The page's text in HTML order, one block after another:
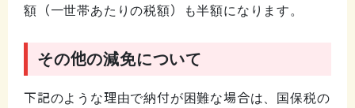
額（一世帯あたりの税額）も半額になります。
その他の減免について
下記のような理由で納付が困難な場合は、国保税の